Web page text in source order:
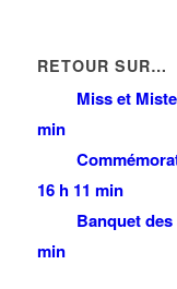
RETOUR SUR…
Miss et
min
16 h 11 min
Banquet
min